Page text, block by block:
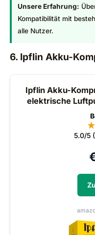
Unsere Erfahrung:
Kompatibilität mit
alle Nutzer.
6. Ipflin Akku-
Ipflin Akku-
elektrische
★
5.0/5